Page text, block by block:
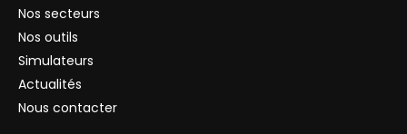
Nos secteurs
Nos outils
Simulateurs
Actualités
Nous contacter